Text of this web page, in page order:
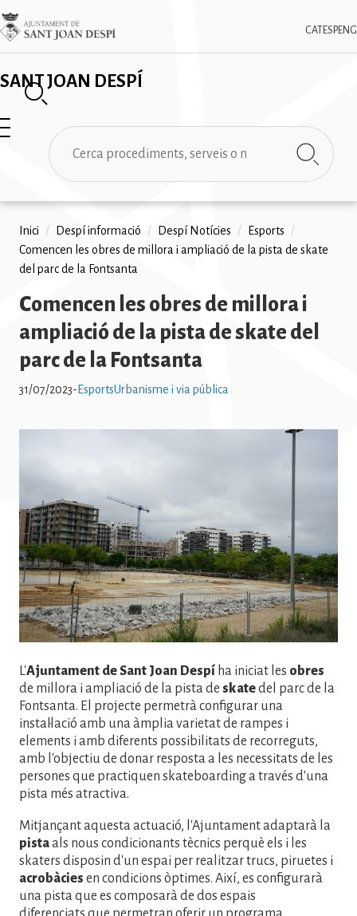
Vés
al
contingut
SANT JOAN DESPÍ
CAT ESPENG
Imatge
✕
Cerca
Fil
d'ariadna
Inici / Despí informació / Despí Notícies / Esports
/
Comencen les obres de millora i ampliació de la pista de skate
del parc de la Fontsanta
Comencen les obres de millora i
ampliació de la pista de skate del
parc de la Fontsanta
31/07/2023- EsportsUrbanisme i via pública
L'Ajuntament de Sant Joan Despí ha iniciat les obres
de millora i ampliació de la pista de skatedel parc de la
Fontsanta. El projecte permetrà configurar una
instal·lació amb una àmplia varietat de rampes i
elements i amb diferents possibilitats de recorreguts,
amb l'objectiu de donar resposta a les necessitats de les
persones que practiquen skateboarding a través d'una
pista més atractiva.
Mitjançant aquesta actuació, l'Ajuntament adaptarà la
pistaals nous condicionants tècnics perquè els i les
skaters disposin d'un espai per realitzar trucs, piruetes i
acrobàcies en condicions òptimes. Així, es configurarà
una pista que es composarà de dos espais